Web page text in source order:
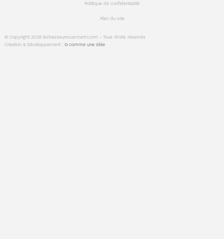
© Copyright 2026 lechasseursousmarin.com - Tous droits réservés
Création & Développement :G comme une idée
Politique de confidentialité
Plan du site